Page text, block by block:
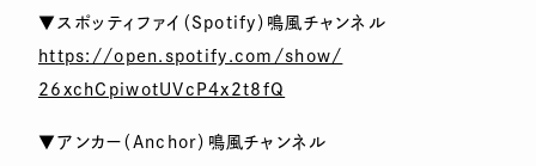
▼スポッティファイ（Spotify）鳴風チャンネル
https://open.spotify.com/show/
26xchCpiwotUVcP4x2t8fQ
▼アンカー（Anchor）鳴風チャンネル